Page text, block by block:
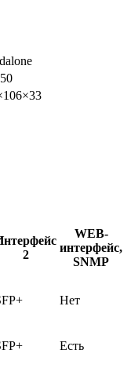
2
WEB-
интерфейс,
SNMP
Нет
Есть